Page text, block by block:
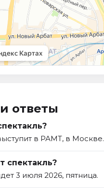
ответы
в РАМТ, в Москве.
спектакль?
3 июля 2026, пятница.